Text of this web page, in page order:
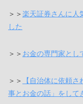
このブログを運
た（ベストセラー作
て）